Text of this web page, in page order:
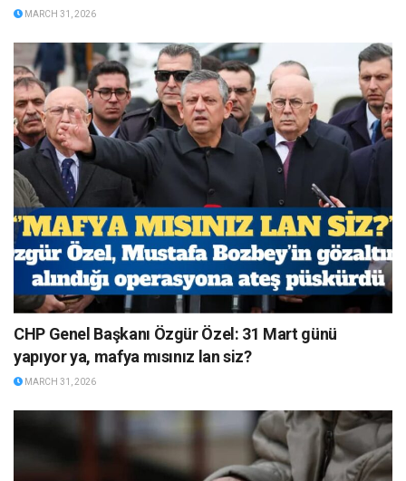
MARCH 31, 2026
CHP Genel Başkanı Özgür Özel: 31 Mart günü
yapıyor ya, mafya mısınız lan siz?
MARCH 31, 2026